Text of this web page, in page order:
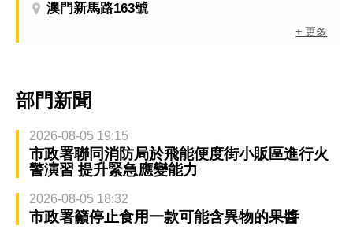
澳門新馬路163號
+ 更多
部門新聞
2026-08-05 19:15
市政署聯同消防局於飛能便度街小販區進行火
警演習 提升緊急應變能力
2026-08-05 18:32
市政署籲停止食用一款可能含異物的果醬